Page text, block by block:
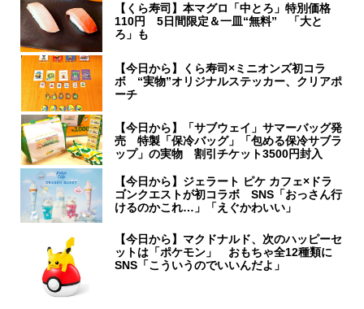
【くら寿司】本マグロ「中とろ」特別価格
110円 5日間限定＆一皿“無料” 「大と
ろ」も
【今日から】くら寿司×ミニオンズ初コラ
ボ “実物”オリジナルステッカー、クリアポ
ーチ
【今日から】「サブウェイ」サマーバッグ発
売 特製「保冷バッグ」「包める保冷サブラ
ップ」の実物 割引チケット3500円封入
【今日から】ジェラート ピケ カフェ×ドラ
ゴンクエストが初コラボ SNS「おっさん行
けるのかこれ…」「えぐかわいい」
【今日から】マクドナルド、次のハッピーセ
ットは「ポケモン」 おもちゃ全12種類に
SNS「こういうのでいいんだよ」